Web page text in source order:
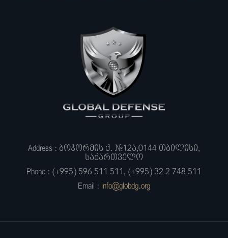
Address : ბოჭორმის ქ. #12ა,0144 თბილისი,
საქართველო
Phone : (+995) 596 511 511, (+995) 32 2 748 511
Email : info@globdg.org